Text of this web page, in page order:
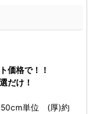
価格で！！
だけ！
単位 (厚)約